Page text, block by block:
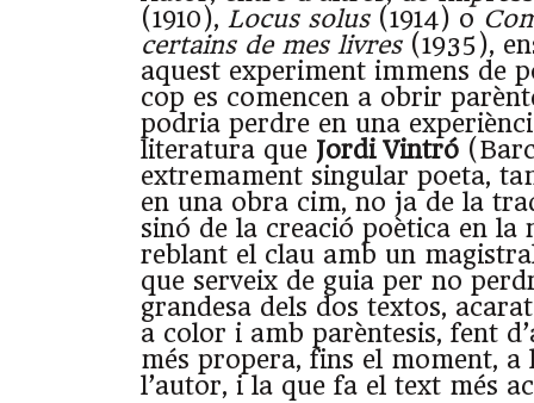
(1910), Locus solus(1914) o
certains de mes livres(1935),
aquest experiment immens de
cop es comencen a obrir
podria perdre en una
literatura que Jordi Vintró
extremament singular poeta,
en una obra cim, no ja de la
sinó de la creació poètica en la
reblant el clau amb un
que serveix de guia per no
grandesa dels dos textos,
a color i amb parèntesis, fent
més propera, fins el moment, a
l’autor, i la que fa el text més